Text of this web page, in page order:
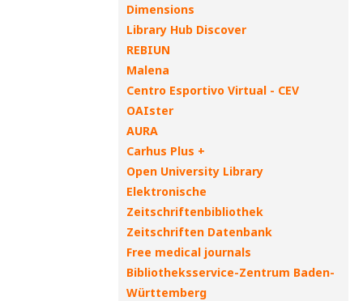
Dimensions
Library Hub Discover
REBIUN
Malena
Centro Esportivo Virtual - CEV
OAIster
AURA
Carhus Plus +
Open University Library
Elektronische
Zeitschriftenbibliothek
Zeitschriften Datenbank
Free medical journals
Bibliotheksservice-Zentrum Baden-
Württemberg